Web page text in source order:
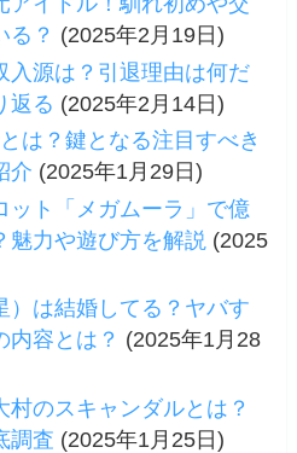
る？ (2025年2月19日)
入源は？引退理由は何だ
返る (2025年2月14日)
は？鍵となる注目すべき
介 (2025年1月29日)
ット「メガムーラ」で億
魅力や遊び方を解説 (2025
）は結婚してる？ヤバす
内容とは？ (2025年1月28
村のスキャンダルとは？
調査 (2025年1月25日)